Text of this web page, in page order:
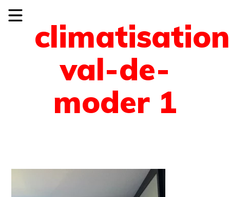
val-de-
moder 1